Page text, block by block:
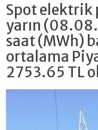
Spot elektrik
yarın
saat (MWh)
ortalama
2753.65 TL